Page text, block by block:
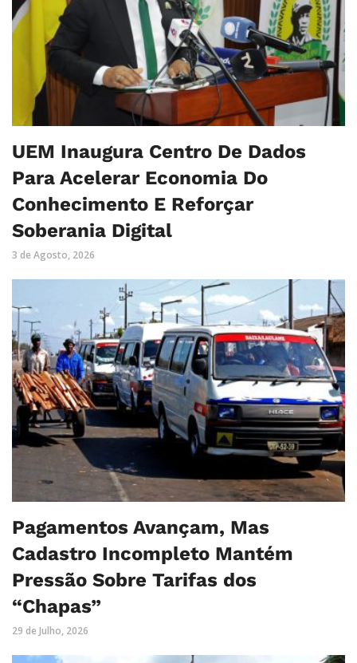
UEM Inaugura Centro De Dados
Para Acelerar Economia Do
Conhecimento E Reforçar
Soberania Digital
3 de Agosto, 2026
Pagamentos Avançam, Mas
Cadastro Incompleto Mantém
Pressão Sobre Tarifas dos
“Chapas”
29 de Julho, 2026